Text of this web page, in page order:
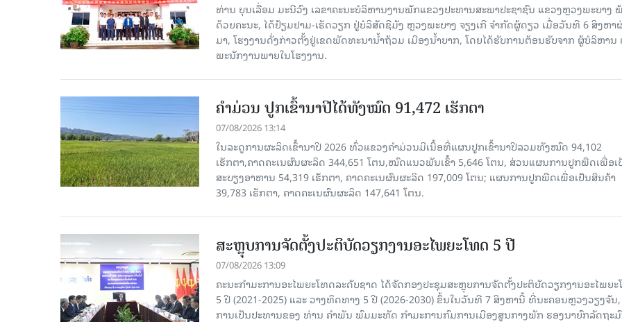
ທ່ານ ບຸນເລື່ອມ ມະນີວົງ ເລ​ຂາ​ຄະ​ນະ​ບໍ​ລິ​ຫານ​ງານ​ພັກແຂວງປະທານສະພາປະຊາຊົນ ແຂວງຫຼວງພະບາງ
ດ້ວຍຄະນະ, ໄດ້ຢ້ຽມຢາມ-ເຮັດວຽກ ຢູ່ບໍລິສັດຊີມັງ ຫຼວງພະບາງ ຈຽງເກີ ຈໍາກັດຜູ້ດຽວ ເມື່ອ​ວັນ​ທີ 6 ສິງ​ຫາ​
ມາ, ໂຮງ​ງານ​ດັ່ງ​ກ່າວຕັ້ງຢູ່ເຂດພັດທະນານ້ຳຖ້ວມ ເມືອງນໍ້າບາກ, ໂດຍໄດ້ຮັບການຕ້ອນຮັບຈາກ ຜູ້ບໍລິຫານ
ພະນັກງານພາຍໃນໂຮງງານ.
ຄໍາມ່ວນ ປູກເຂົ້ານາປີໄດ້ທັງໝົດ 91,472 ເຮັກຕາ
07/08/2026 13:14
ໃນລະດູການຜະລິດເຂົ້ານາປີ 2026 ທົ່ວແຂວງຄໍາມ່ວນມີເນື້ອທີ່ແຜນປູກເຂົ້ານາປີລວມທັງໝົດ 94,102
ເຮັກຕາ,ຄາດຄະເນຜົນຜະລິດ 344,651 ໂຕນ,ໝົດແນວພັນເຂົ້າ 5,646 ໂຕນ, ສ່ວນແຜນການປູກພືດເພື່ອເ
ສະບຽງອາຫານ 54,319 ເຮັກຕາ, ຄາດຄະເນຜົນຜະລິດ 197,009 ໂຕນ; ແຜນການປູກພືດເພື່ອເປັນສິນຄ້າ
39,783 ເຮັກຕາ, ຄາດຄະເນຜົນຜະລິດ 147,641 ໂຕນ.
ສະຫຼຸບການຈັດຕັ້ງປະຕິບັດວຽກງານອະໄພຍະໂທດ 5 ປີ
07/08/2026 13:09
ຄະນະກຳມະການອະໄພຍະໂທດລະດັບຊາດ ໄດ້ຈັດກອງປະຊຸມສະຫຼຸບການຈັດຕັ້ງປະຕິບັດວຽກງານອະໄພຍ
5 ປີ (2021-2025) ແລະ ວາງທິດທາງ 5 ປີ (2026-2030) ຂຶ້ນໃນວັນທີ 7 ສິງຫານີ້ ທີ່ນະຄອນຫຼວງວຽງຈັນ
ການເປັນປະທານຂອງ ທ່ານ ຄໍາພັນ ພົມມະທັດ ກຳມະການກົມການເມືອງສູນກາງພັກ ຮອງນາຍົກລັດຖະ